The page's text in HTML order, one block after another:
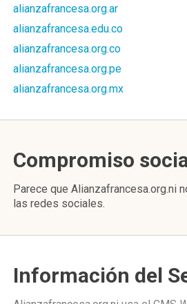
alianzafrancesa.org.ar
alianzafrancesa.edu.co
alianzafrancesa.org.co
alianzafrancesa.org.pe
alianzafrancesa.org.mx
Compromiso
Parece que Alianzafrancesa.org.ni
las redes sociales.
Información del